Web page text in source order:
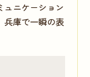
ュニケーション
兵庫で一瞬の表